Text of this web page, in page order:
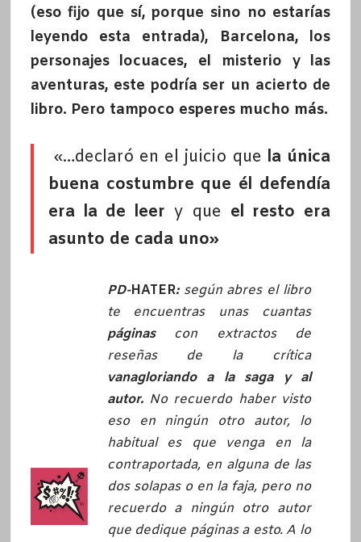
(eso fijo que sí, porque sino no estarías
leyendo esta entrada), Barcelona, los
personajes locuaces, el misterio y las
aventuras, este podría ser un acierto de
libro. Pero tampoco esperes mucho más.
«…declaró en el juicio que la única
buena costumbre que él defendía
era la de leer y que el resto era
asunto de cada uno»
PD-HATER:según abres el libro
te encuentras unas cuantas
páginascon extractos de
reseñas de la crítica
vanagloriando a la saga y al
autor.No recuerdo haber visto
eso en ningún otro autor, lo
habitual es que venga en la
contraportada, en alguna de las
dos solapas o en la faja, pero no
recuerdo a ningún otro autor
que dedique páginas a esto. A lo